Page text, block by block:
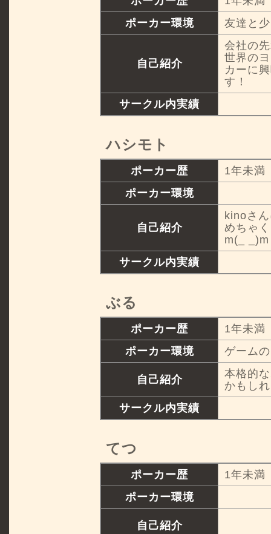
ポーカー環境
友達と
自己紹介
会社の
世界の
カーに
す！
サークル内実績
ハシモト
ポーカー歴
1年未満
ポーカー環境
自己紹介
kinoさ
めちゃ
m(_ _)m
サークル内実績
ぶる
ポーカー歴
1年未満
ポーカー環境
ゲーム
自己紹介
本格的
かもし
サークル内実績
てつ
ポーカー歴
1年未満
ポーカー環境
自己紹介